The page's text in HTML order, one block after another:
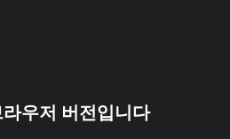
우저 버전입니다